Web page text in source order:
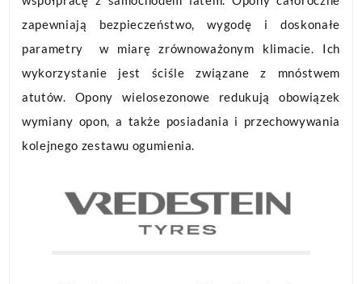
zapewniają bezpieczeństwo, wygodę i doskonałe
parametry w miarę zrównoważonym klimacie. Ich
wykorzystanie jest ściśle związane z mnóstwem
atutów. Opony wielosezonowe redukują obowiązek
wymiany opon, a także posiadania i przechowywania
kolejnego zestawu ogumienia.